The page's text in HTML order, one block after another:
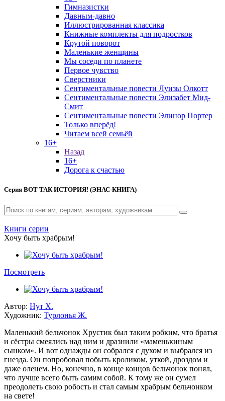
Гимназистки
Давным-давно
Иллюстрированная классика
Книжные комплекты для подростков
Крутой поворот
Маленькие женщины
Мы соседи по планете
Первое чувство
Сверстники
Сентиментальные повести Луизы Олкотт
Сентиментальные повести Элизабет Мид-
Смит
Сентиментальные повести Элинор Портер
Только вперёд!
Читаем всей семьёй
16+
Назад
16+
Дорога к счастью
Серия ВОТ ТАК ИСТОРИЯ! (ЭНАС-КНИГА)
Книги серии
Хочу быть храбрым!
Посмотреть
Автор: Нут Х.
Художник: Турлонья Ж.
Маленький бельчонок Хрустик был таким робким, что братья
и сёстры смеялись над ним и дразнили «маменькиным
сынком». И вот однажды он собрался с духом и выбрался из
гнезда. Он попробовал побыть кроликом, уткой, дроздом и
даже оленем. Но, конечно, в конце концов бельчонок понял,
что лучше всего быть самим собой. К тому же он сумел
преодолеть свою робость и стал самым храбрым бельчонком
на свете!